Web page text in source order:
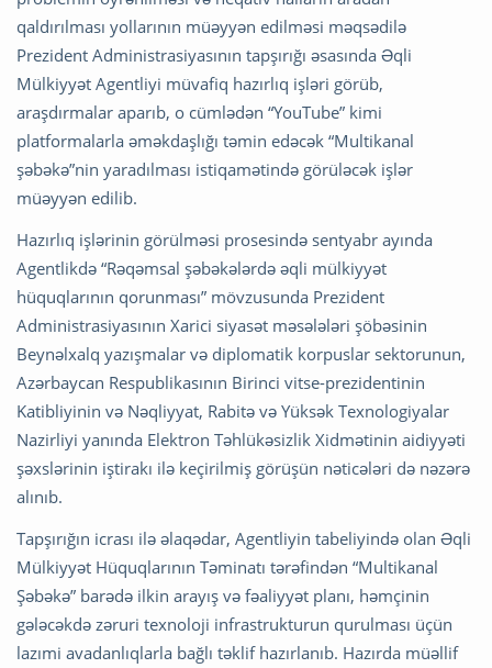
qaldırılması yollarının müəyyən edilməsi məqsədilə
Prezident Administrasiyasının tapşırığı əsasında Əqli
Mülkiyyət Agentliyi müvafiq hazırlıq işləri görüb,
araşdırmalar aparıb, o cümlədən “YouTube” kimi
platformalarla əməkdaşlığı təmin edəcək “Multikanal
şəbəkə”nin yaradılması istiqamətində görüləcək işlər
müəyyən edilib.
Hazırlıq işlərinin görülməsi prosesində sentyabr ayında
Agentlikdə “Rəqəmsal şəbəkələrdə əqli mülkiyyət
hüquqlarının qorunması” mövzusunda Prezident
Administrasiyasının Xarici siyasət məsələləri şöbəsinin
Beynəlxalq yazışmalar və diplomatik korpuslar sektorunun,
Azərbaycan Respublikasının Birinci vitse-prezidentinin
Katibliyinin və Nəqliyyat, Rabitə və Yüksək Texnologiyalar
Nazirliyi yanında Elektron Təhlükəsizlik Xidmətinin aidiyyəti
şəxslərinin iştirakı ilə keçirilmiş görüşün nəticələri də nəzərə
alınıb.
Tapşırığın icrası ilə əlaqədar, Agentliyin tabeliyində olan Əqli
Mülkiyyət Hüquqlarının Təminatı tərəfindən “Multikanal
Şəbəkə” barədə ilkin arayış və fəaliyyət planı, həmçinin
gələcəkdə zəruri texnoloji infrastrukturun qurulması üçün
lazımi avadanlıqlarla bağlı təklif hazırlanıb. Hazırda müəllif